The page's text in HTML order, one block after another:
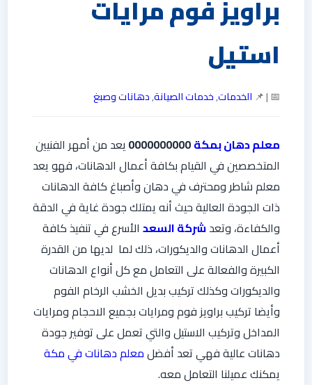
براويز فوم مرايات
استيل
📅 | 📌 الخدمات,خدمات الصيانة,دهانات وصبغ
معلم دهان بمكة0000000000 يعد من أمهر الفنيين
المتخصصين في القيام بكافة أعمال الدهانات، فهو يعد
معلم شاطر ومحترف في دهان وأصباغ كافة الدهانات
ذات الجودة العالية حيث أنه يمتلك جودة غاية في الدقة
والكفاءة، وتعدشركة السعد الأسرع في تنفيذ كافة
أعمال الدهانات والديكورات، ذلك لما لديها من القدرة
الكبيرة والفعالة على التعامل مع كل أنواع الدهانات
والديكورات وكذلك تركيب بديل الخشب الرخام الفوم
وأيضا تركيب براويز فوم ومرايات بجميع الاحجام ومرايات
المداخل وتركيب الاستيل والتي تعمل على توفير جودة
دهانات عالية فهي تعد أفضلمعلم دهانات في مكة
يمكنك عميلنا التعامل معه.